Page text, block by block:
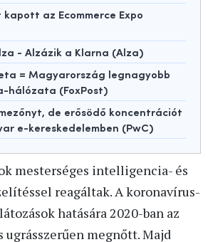
az Ecommerce Expo
- Alzázik a Klarna (Alza)
= Magyarország legnagyobb
hálózata (FoxPost)
de erősödő koncentrációt
e-kereskedelemben (PwC)
mesterséges intelligencia- és
reagáltak. A koronavírus-
hatására 2020-ban az
megnőtt. Majd